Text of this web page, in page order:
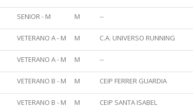
SENIOR - M M --
VETERANO A - M M C.A. UNIVERSO RUNNING
VETERANO A - M M --
VETERANO B - M M CEIP FERRER GUARDIA
VETERANO B - M M CEIP SANTA ISABEL